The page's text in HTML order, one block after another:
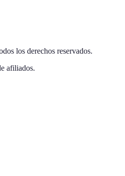
los derechos reservados.
afiliados.